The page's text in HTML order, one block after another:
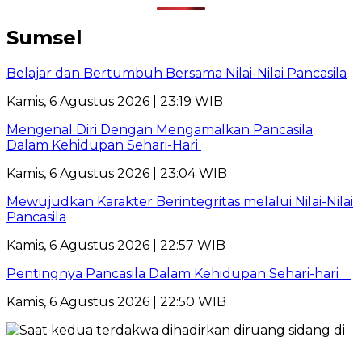
Sumsel
Belajar dan Bertumbuh Bersama Nilai-Nilai Pancasila
Kamis, 6 Agustus 2026 | 23:19 WIB
Mengenal Diri Dengan Mengamalkan Pancasila
Dalam Kehidupan Sehari-Hari
Kamis, 6 Agustus 2026 | 23:04 WIB
Mewujudkan Karakter Berintegritas melalui Nilai-Nilai
Pancasila
Kamis, 6 Agustus 2026 | 22:57 WIB
Pentingnya Pancasila Dalam Kehidupan Sehari-hari
Kamis, 6 Agustus 2026 | 22:50 WIB